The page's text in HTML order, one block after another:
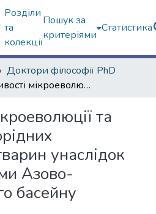
Розділи
та
колекції
Пошук за
критеріями
Статистика
Доктори філософії PhD
Особливості мікроеволюції та адаптації чужорідних безхребетних тварин унаслідок інвазії в водойми Азово-Чорноморського басейну
та
унаслідок
Азово-
басейну